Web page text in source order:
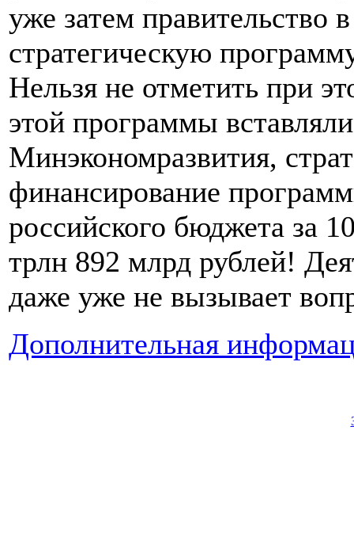
уже затем правительство
стратегическую
Нельзя не отметить при
этой программы
Минэкономразвития,
финансирование
российского бюджета за
трлн 892 млрд рублей!
даже уже не вызывает
Дополнительная